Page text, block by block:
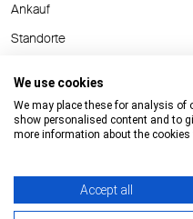
Ankauf
Standorte
Impressum / Rechtliche
We use cookies
We may place these for analysis of
show personalised content and to
more information about the cookies
Accept all